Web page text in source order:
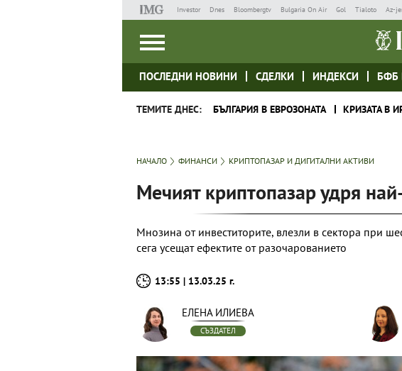
Investor Dnes Bloombergtv Bulgaria On Air Gol Tialoto Az-
ПОСЛЕДНИ НОВИНИ СДЕЛКИ ИНДЕКСИ БФБ
ТЕМИТЕ ДНЕС: БЪЛГАРИЯ В ЕВРОЗОНАТА КРИЗАТА В
НАЧАЛО ФИНАНСИ КРИПТОПАЗАР И ДИГИТАЛНИ АКТИВИ
Мечият криптопазар удря
Мнозина от инвеститорите, влезли в сектора при
сега усещат ефектите от разочарованието
13:55 | 13.03.25 г.
ЕЛЕНА ИЛИЕВА
СЪЗДАТЕЛ